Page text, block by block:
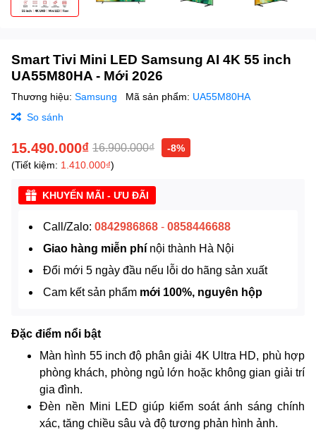
Smart Tivi Mini LED Samsung AI 4K 55 inch
UA55M80HA - Mới 2026
Thương hiệu: Samsung Mã sản phẩm: UA55M80HA
So sánh
15.490.000₫ 16.900.000₫
-8%
(Tiết kiệm: 1.410.000₫)
KHUYẾN MÃI - ƯU ĐÃI
Call/Zalo: 0842986868 - 0858446688
Giao hàng miễn phí nội thành Hà Nội
Đổi mới 5 ngày đầu nếu lỗi do hãng sản xuất
Cam kết sản phẩm mới 100%, nguyên hộp
Đặc điểm nổi bật
Màn hình 55 inch độ phân giải 4K Ultra HD, phù hợp
phòng khách, phòng ngủ lớn hoặc không gian giải trí
gia đình.
Đèn nền Mini LED giúp kiểm soát ánh sáng chính
xác, tăng chiều sâu và độ tương phản hình ảnh.